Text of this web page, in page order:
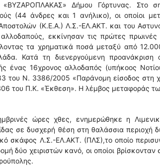
«ΒΥΖΑΡΟΠΛΑΚΑΣ» Δήμου Γόρτυνας. Στο
(44 άνδρες και 1 ανήλικο), οι οποίοι
(Κ.Ε.Α.) Λ.Σ.-ΕΛ.ΑΚΤ. και του
εκκίνησαν τις πρώτες
τα χρηματικά ποσά μεταξύ από
Κατά τη διενεργούμενη προανάκριση
ένας 16χρονος αλλοδαπός (υπήκοος
του Ν. 3386/2005 «Παράνομη είσοδος στη
του Π.Κ. «Έκθεση». Η λέμβος μεταφοράς
ώρες χθες, ενημερώθηκε η
σε δυσχερή θέση στη θαλάσσια
σκάφος Λ.Σ.-ΕΛ.ΑΚΤ. (ΠΛΣ),το οποίο
δύο χειριστών κανό, οι οποίοι